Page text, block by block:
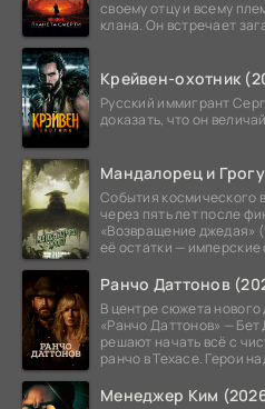
своему отцу и всему
клана. Он встречает
Крейвен-охотник
Русский иммигрант
доказать, что он
Мандалорец и
События космического
через пять лет после
«Возвращение джедая»
её остатки —
Ранчо Даттонов
В центре сюжета
«Ранчо Даттонов» —
решают начать всё с
ранчо в Техасе. Герои
Менеджер Ким